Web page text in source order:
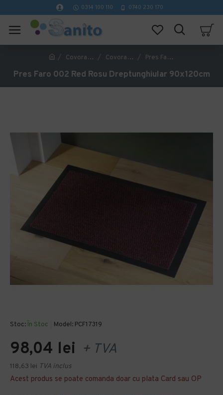
0314 100 110 0740 230 170
Covorase Profesionale Covorase de interior profesionale Pres Faro 002 Red Rosu Dreptunghiular 90x120cm
Pres Faro 002 Red Rosu Dreptunghiular 90x120cm
Stoc: În Stoc Model: PCF17319
98,04 lei + TVA
118,63 lei TVA inclus
Acest produs se poate comanda doar cu plata Card sau OP